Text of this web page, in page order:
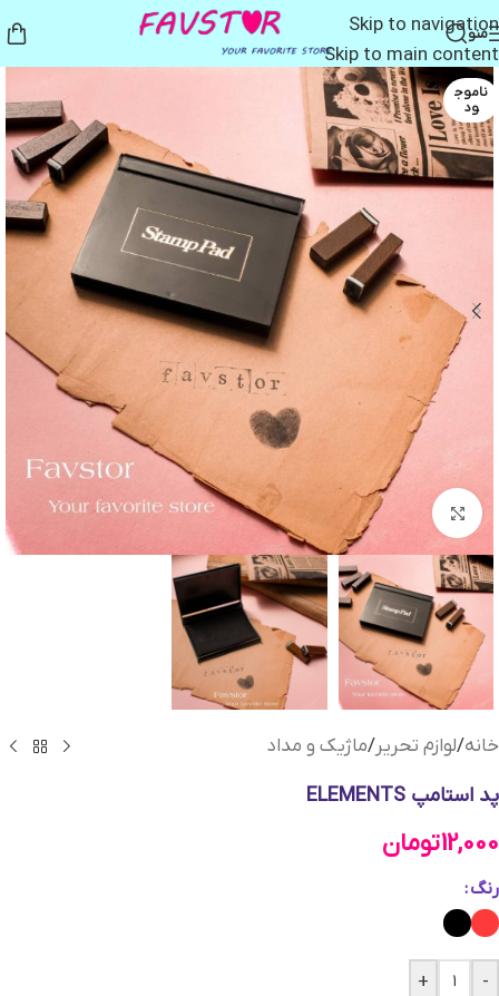
Skip to navigation
Skip to main content
منو
ناموج
ود
بزرگنمایی تصویر
خانه/لوازم تحریر/ماژیک و مداد
پد استامپ ELEMENTS
12,000تومان
رنگ
-
+